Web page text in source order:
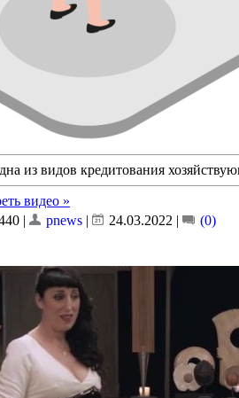
из видов кредитования
видео »
| pnews | 24.03.2022 | (0)